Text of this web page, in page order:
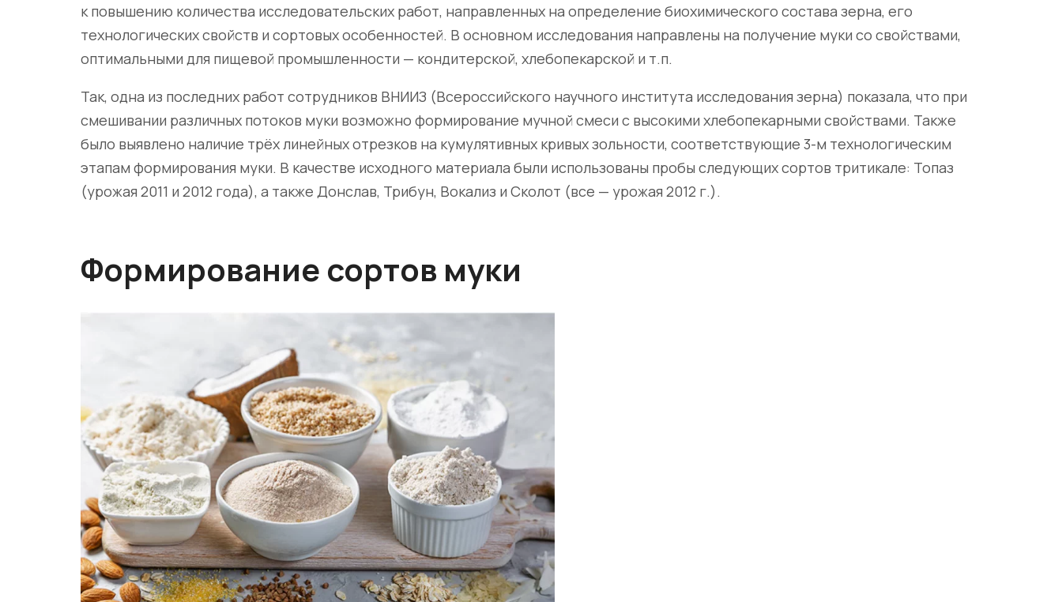
к повышению количества исследовательских работ, направленных на определение биохимического состава зерна, его
технологических свойств и сортовых особенностей. В основном исследования направлены на получение муки со свойствами,
оптимальными для пищевой промышленности — кондитерской, хлебопекарской и т.п.
Так, одна из последних работ сотрудников ВНИИЗ (Всероссийского научного института исследования зерна) показала, что при
смешивании различных потоков муки возможно формирование мучной смеси с высокими хлебопекарными свойствами. Также
было выявлено наличие трёх линейных отрезков на кумулятивных кривых зольности, соответствующие 3-м технологическим
этапам формирования муки. В качестве исходного материала были использованы пробы следующих сортов тритикале: Топаз
(урожая 2011 и 2012 года), а также Донслав, Трибун, Вокализ и Сколот (все — урожая 2012 г.).
Формирование сортов муки